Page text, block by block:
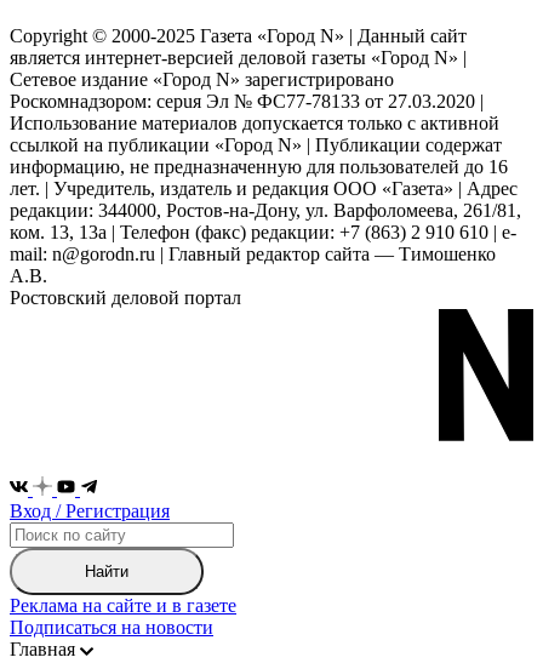
Copyright © 2000-2025 Газета «Город N» | Данный сайт
является интернет-версией деловой газеты «Город N» |
Сетевое издание «Город N» зарегистрировано
Роскомнадзором: серuя Эл № ФС77-78133 от 27.03.2020 |
Использование материалов допускается только с активной
ссылкой на публикации «Город N» | Публикации содержат
информацию, не предназначенную для пользователей до 16
лет. | Учредитель, издатель и редакция ООО «Газета» | Адрес
редакции: 344000, Ростов-на-Дону, ул. Варфоломеева, 261/81,
ком. 13, 13а | Телефон (факс) редакции: +7 (863) 2 910 610 | e-
mail: n@gorodn.ru | Главный редактор сайта — Тимошенко
А.В.
Ростовский деловой портал
Вход / Регистрация
Найти
Реклама на сайте и в газете
Подписаться на новости
Главная